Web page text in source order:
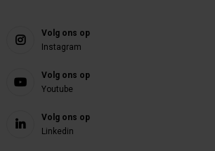
Volg ons op
Instagram
Volg ons op
Youtube
Volg ons op
Linkedin